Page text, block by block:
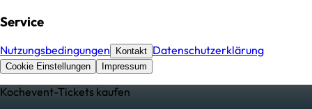
Service
Nutzungsbedingungen Kontakt Datenschutzerklärung
Cookie Einstellungen Impressum
Kochevent-Tickets kaufen